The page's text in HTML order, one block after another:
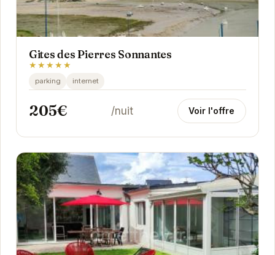
Gites des Pierres Sonnantes
★★★★★
parking internet
205€ /nuit Voir l'offre